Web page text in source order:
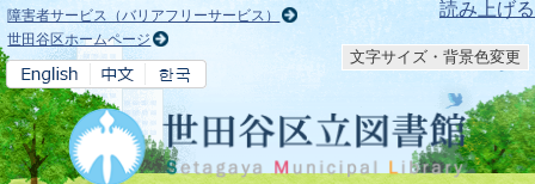
本文へ 読み上げる
障害者サービス（バリアフリーサービス）
世田谷区ホームページ
文字サイズ・背景色変更